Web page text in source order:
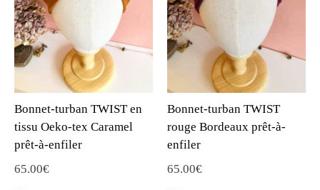
Bonnet-turban TWIST en
tissu Oeko-tex Caramel
prêt-à-enfiler
65.00€
Bonnet-turban TWIST
rouge Bordeaux prêt-à-
enfiler
65.00€